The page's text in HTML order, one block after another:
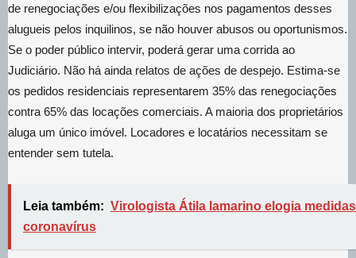
de renegociações e/ou flexibilizações nos pagamentos desses
alugueis pelos inquilinos, se não houver abusos ou oportunismos.
Se o poder público intervir, poderá gerar uma corrida ao
Judiciário. Não há ainda relatos de ações de despejo. Estima-se
os pedidos residenciais representarem 35% das renegociações
contra 65% das locações comerciais. A maioria dos proprietários
aluga um único imóvel. Locadores e locatários necessitam se
entender sem tutela.
Leia também: Virologista Átila Iamarino elogia
coronavírus